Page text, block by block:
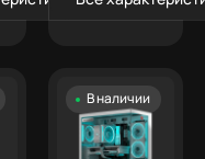
В наличии